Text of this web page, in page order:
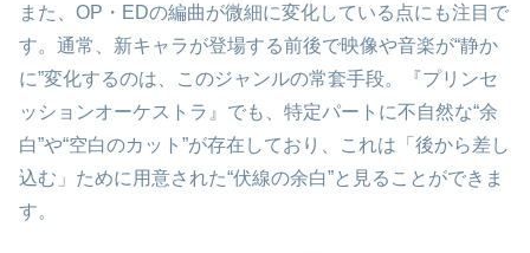
また、OP・EDの編曲が微細に変化している点にも注目で
す。通常、新キャラが登場する前後で映像や音楽が“静か
に”変化するのは、このジャンルの常套手段。『プリンセ
ッションオーケストラ』でも、特定パートに不自然な“余
白”や“空白のカット”が存在しており、これは「後から差し
込む」ために用意された“伏線の余白”と見ることができま
す。